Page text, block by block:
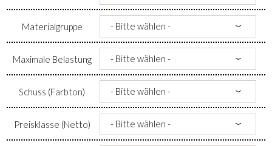
Materialgruppe
Maximale Belastung
Schuss (Farbton)
Preisklasse (Netto)